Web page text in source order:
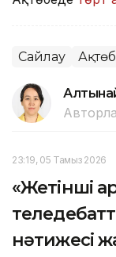
Сайлау
23:19, 05 Тамыз 2026
«Жетінші
нәтижесі